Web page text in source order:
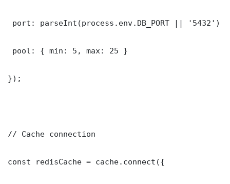
port: parseInt(process.env.DB_PORT || '5432')
pool: { min: 5, max: 25 }
});
// Cache connection
const redisCache = cache.connect({